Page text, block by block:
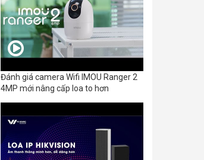
Đánh giá camera Wifi IMOU Ranger 2
4MP mới nâng cấp loa to hơn